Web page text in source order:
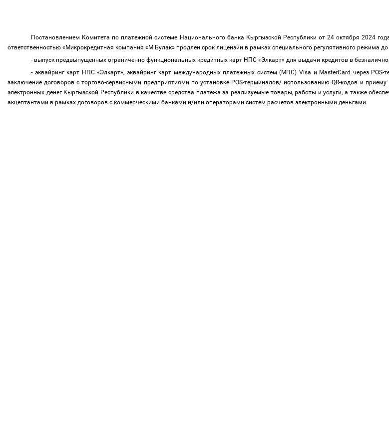
Постановлением Комитета по платежной системе Национального банка Кыргызской Республики от 24 октября 2024
ответственностью «Микрокредитная компания «М Булак» продлен срок лицензии в рамках специального регулятивного режима
- выпуск предвыпущенных ограниченно функциональных кредитных карт НПС «Элкарт» для выдачи кредитов в
- эквайринг карт НПС «Элкарт», эквайринг карт международных платежных систем (МПC) Visa и MasterCard через
заключение договоров с торгово-сервисными предприятиями по установке POS-терминалов/ использованию QR-кодов и
электронных денег Кыргызской Республики в качестве средства платежа за реализуемые товары, работы и услуги, а также
акцептантами в рамках договоров с коммерческими банками и/или операторами систем расчетов электронными деньгами.